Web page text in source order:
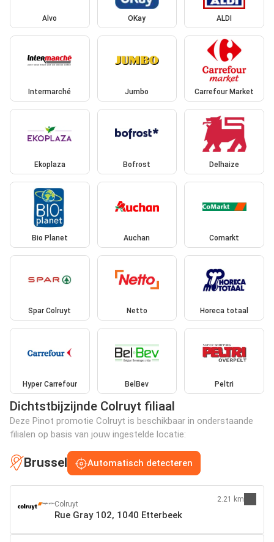
Alvo OKay ALDI
Intermarché Jumbo Carrefour Market
Ekoplaza Bofrost Delhaize
Bio Planet Auchan Comarkt
Spar Colruyt Netto Horeca totaal
Hyper Carrefour BelBev Peltri
Dichtstbijzijnde Colruyt filiaal
Deze Pinot promotie Colruyt is beschikbaar in onderstaande
filialen op basis van jouw ingestelde locatie:
Brussel Automatisch detecteren
Colruyt
Rue Gray 102, 1040 Etterbeek
2.21 km